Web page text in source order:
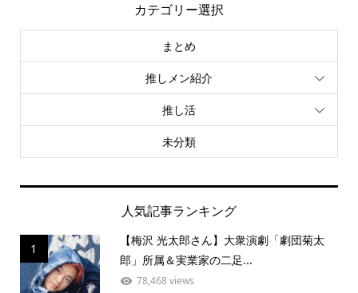
カテゴリー選択
まとめ
推しメン紹介
推し活
未分類
人気記事ランキング
1
【梅沢 光太郎さん】大衆演劇「劇団菊太
郎」所属＆実業家の二足...
78,468 views